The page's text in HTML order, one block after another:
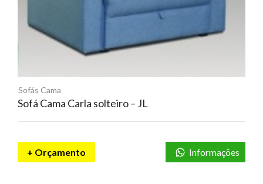
Sofás Cama
Sofá Cama Carla solteiro – JL
+ Orçamento Informações